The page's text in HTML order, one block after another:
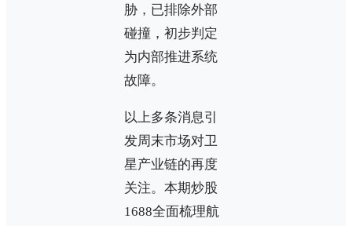
胁，已排除外部
碰撞，初步判定
为内部推进系统
故障。
以上多条消息引
发周末市场对卫
星产业链的再度
关注。本期炒股
1688全面梳理航